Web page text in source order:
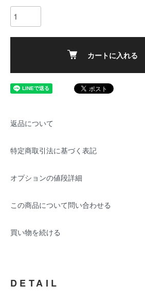
カートに入れる
返品について
特定商取引法に基づく表記
オプションの値段詳細
この商品について問い合わせる
買い物を続ける
DETAIL